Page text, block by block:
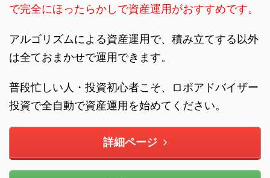
で完全にほったらかしで資産運用がおすすめです。
アルゴリズムによる資産運用で、積み立てする以外
は全ておまかせで運用できます。
普段忙しい人・投資初心者こそ、ロボアドバイザー
投資で全自動で資産運用を始めてください。
詳細ページ